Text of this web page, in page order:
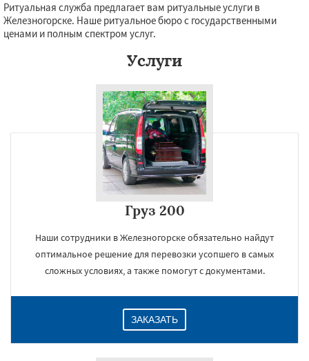
Ритуальная служба предлагает вам ритуальные услуги в
Железногорске. Наше ритуальное бюро с государственными
ценами и полным спектром услуг.
Услуги
Груз 200
Наши сотрудники в Железногорске обязательно найдут
оптимальное решение для перевозки усопшего в самых
сложных условиях, а также помогут с документами.
ЗАКАЗАТЬ